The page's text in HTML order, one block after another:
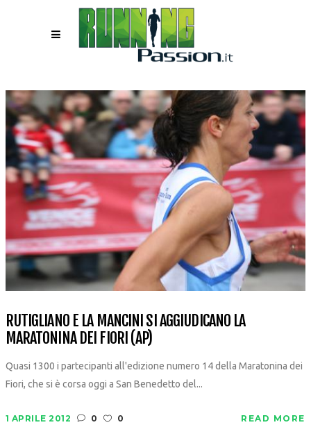
RUTIGLIANO E LA MANCINI SI AGGIUDICANO LA
MARATONINA DEI FIORI (AP)
Quasi 1300 i partecipanti all'edizione numero 14 della Maratonina dei
Fiori, che si è corsa oggi a San Benedetto del...
1 APRILE 2012 0 0 READ MORE